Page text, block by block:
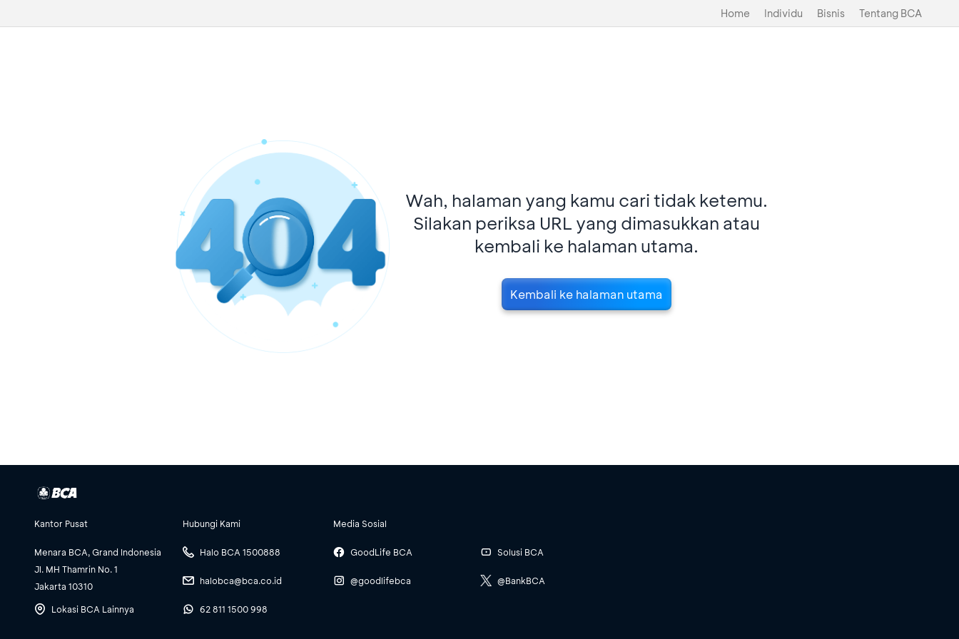
Home Individu Bisnis Tentang BCA
Wah, halaman yang kamu cari tidak ketemu.
Silakan periksa URL yang dimasukkan atau
kembali ke halaman utama.
Kembali ke halaman utama
Kantor Pusat
Menara BCA, Grand Indonesia
Jl. MH Thamrin No. 1
Jakarta 10310
Lokasi BCA Lainnya
Hubungi Kami
Halo BCA 1500888
halobca@bca.co.id
62 811 1500 998
Media Sosial
GoodLife BCA
@goodlifebca
Solusi BCA
@BankBCA